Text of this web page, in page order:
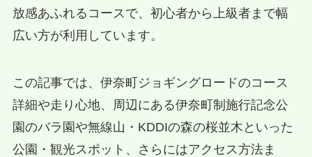
放感あふれるコースで、初心者から上級者まで幅
広い方が利用しています。
この記事では、伊奈町ジョギングロードのコース
詳細や走り心地、周辺にある伊奈町制施行記念公
園のバラ園や無線山・KDDIの森の桜並木といった
公園・観光スポット、さらにはアクセス方法ま